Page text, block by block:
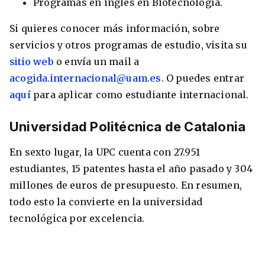
Programas en inglés en Biotecnología.
Si quieres conocer más información, sobre
servicios y otros programas de estudio, visita su
sitio web o envía un mail a
acogida.internacional@uam.es. O puedes entrar
aquípara aplicar como estudiante internacional.
Universidad Politécnica de Catalonia
En sexto lugar, la UPC cuenta con 27.951
estudiantes, 15 patentes hasta el año pasado y 304
millones de euros de presupuesto. En resumen,
todo esto la convierte en la universidad
tecnológica por excelencia.